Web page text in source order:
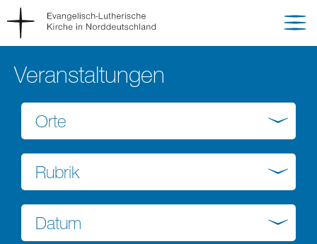
Veranstaltungen
Orte
Rubrik
Datum